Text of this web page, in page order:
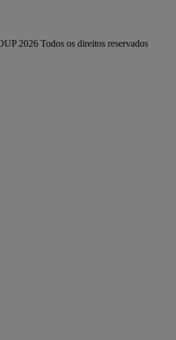
2026 Todos os direitos reservados